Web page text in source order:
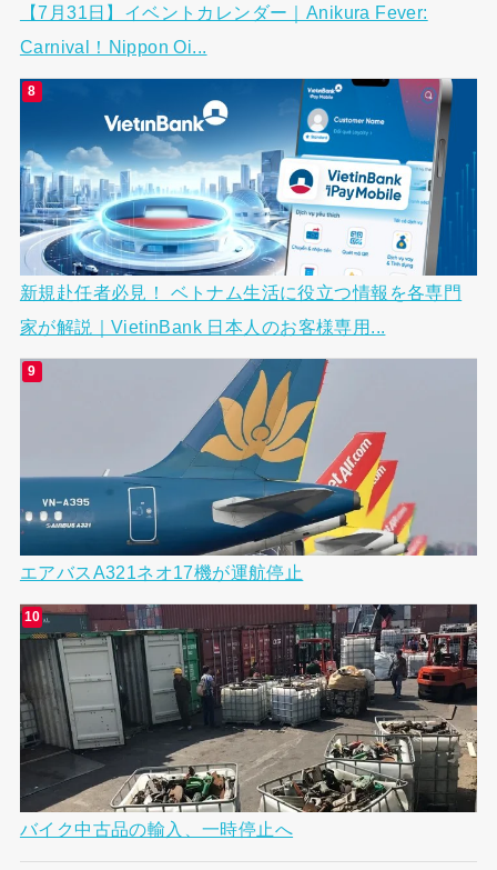
【7月31日】イベントカレンダー｜Anikura Fever:
Carnival！Nippon Oi...
新規赴任者必見！ ベトナム生活に役立つ情報を各専門
家が解説｜VietinBank 日本人のお客様専用...
エアバスA321ネオ17機が運航停止
バイク中古品の輸入、一時停止へ